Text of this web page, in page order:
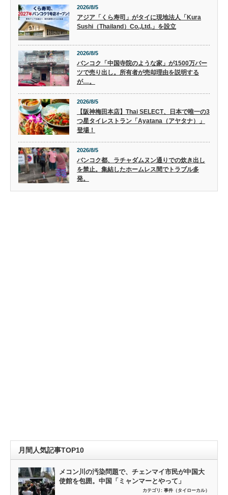
2026/8/5
アジア「くら寿司」がタイに現地法人「Kura
Sushi（Thailand）Co.,Ltd.」を設立
2026/8/5
バンコク「中国寺院のような家」が1500万バー
ツで売り出し。所有者が売却理由を説明する
が…。
2026/8/5
【阪神梅田本店】Thai SELECT、日本で唯一の3
つ星タイレストラン「Ayatana（アヤタナ）」
登場！
2026/8/5
バンコク都、ラチャダムヌン通りでの炊き出し
を禁止。集結したホームレス間でトラブル多
発。
月間人気記事TOP10
メコン川の汚染問題で、チェンマイ市民が中国大
使館を包囲。中国「ミャンマーとやって」
カテゴリ: 事件（タイローカル）